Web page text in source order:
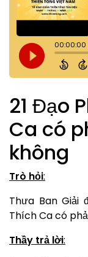
21 Đạo
Ca có
không
Trò hỏi:
Thưa Ban Giải
Thích Ca có
Thầy trả lời: